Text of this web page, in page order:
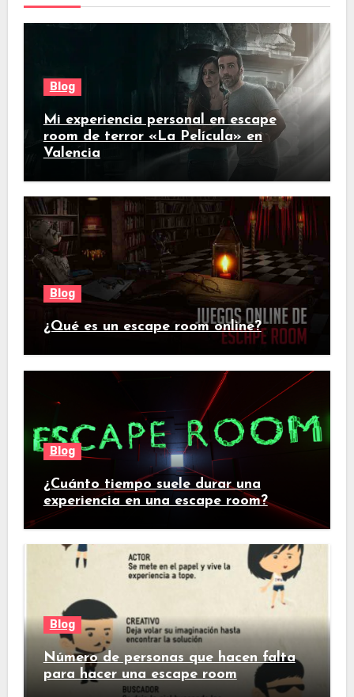
Blog
Mi experiencia personal en escape
room de terror «La Película» en
Valencia
Blog
¿Qué es un escape room online?
Blog
¿Cuánto tiempo suele durar una
experiencia en una escape room?
Blog
Número de personas que hacen falta
para hacer una escape room